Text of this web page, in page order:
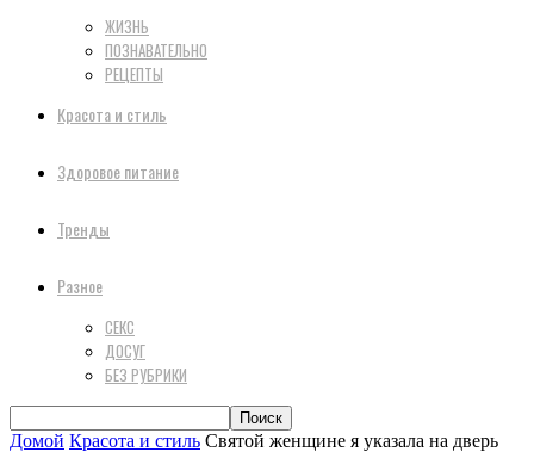
ЖИЗНЬ
ПОЗНАВАТЕЛЬНО
РЕЦЕПТЫ
Красота и стиль
Здоровое питание
Тренды
Разное
СЕКС
ДОСУГ
БЕЗ РУБРИКИ
Домой Красота и стиль Святой женщине я указала на дверь